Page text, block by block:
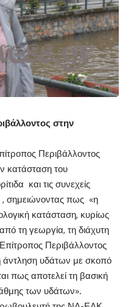
στην
Περιβάλλοντος
κατάσταση του
και τις συνεχείς
, σημειώνοντας πως «η
κατάσταση, κυρίως
τη γεωργία, τη διάχυτη
Περιβάλλοντος
άντληση υδάτων με σκοπό
πως αποτελεί τη βασική
των υδάτων».